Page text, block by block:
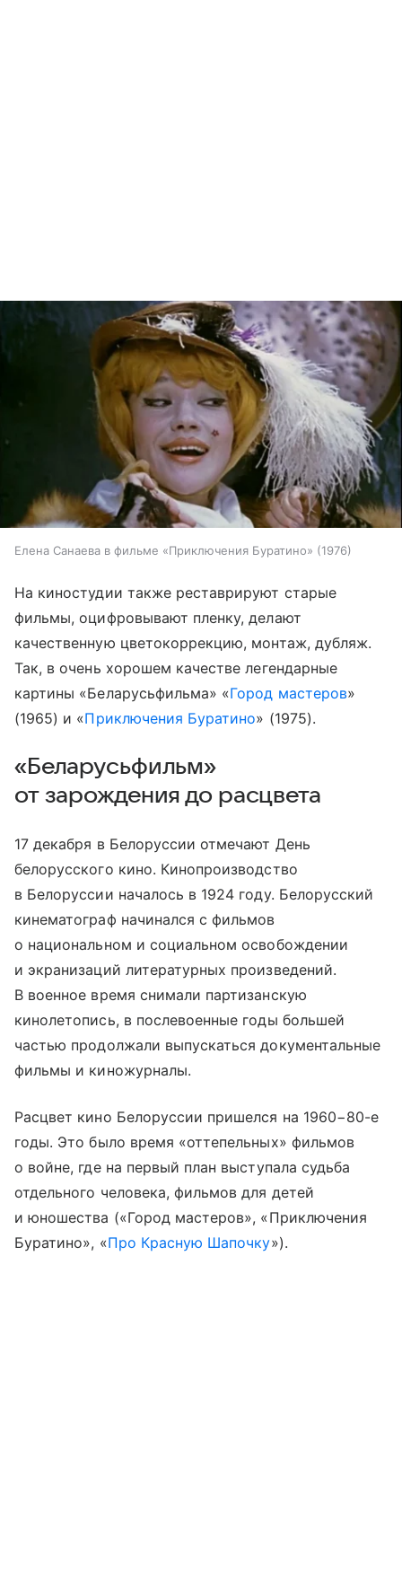
Елена Санаева в фильме «Приключения Буратино» (1976)
На киностудии также реставрируют старые
фильмы, оцифровывают пленку, делают
качественную цветокоррекцию, монтаж, дубляж.
Так, в очень хорошем качестве легендарные
картины «Беларусьфильма» «Город мастеров»
(1965) и «Приключения Буратино» (1975).
«Беларусьфильм»
от зарождения до расцвета
17 декабря в Белоруссии отмечают День
белорусского кино. Кинопроизводство
в Белоруссии началось в 1924 году. Белорусский
кинематограф начинался с фильмов
о национальном и социальном освобождении
и экранизаций литературных произведений.
В военное время снимали партизанскую
кинолетопись, в послевоенные годы большей
частью продолжали выпускаться документальные
фильмы и киножурналы.
Расцвет кино Белоруссии пришелся на 1960−80-е
годы. Это было время «оттепельных» фильмов
о войне, где на первый план выступала судьба
отдельного человека, фильмов для детей
и юношества («Город мастеров», «Приключения
Буратино», «Про Красную Шапочку»).